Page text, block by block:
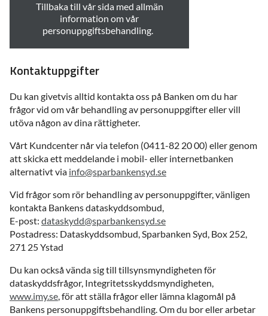
Tillbaka till vår sida med allmän
information om vår
personuppgiftsbehandling.
Kontaktuppgifter
Du kan givetvis alltid kontakta oss på Banken om du har
frågor vid om vår behandling av personuppgifter eller vill
utöva någon av dina rättigheter.
Vårt Kundcenter når via telefon (0411-82 20 00) eller genom
att skicka ett meddelande i mobil- eller internetbanken
alternativt via info@sparbankensyd.se
Vid frågor som rör behandling av personuppgifter, vänligen
kontakta Bankens dataskyddsombud,
E-post: dataskydd@sparbankensyd.se
Postadress: Dataskyddsombud, Sparbanken Syd, Box 252,
271 25 Ystad
Du kan också vända sig till tillsynsmyndigheten för
dataskyddsfrågor, Integritetsskyddsmyndigheten,
www.imy.se, för att ställa frågor eller lämna klagomål på
Bankens personuppgiftsbehandling. Om du bor eller arbetar